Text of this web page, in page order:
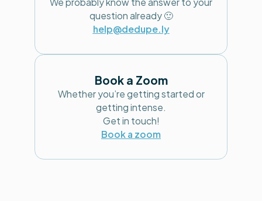
question already 🙂
help@dedupe.ly
Book a Zoom
Whether you’re getting started or
getting intense.
Get in touch!
Book a zoom